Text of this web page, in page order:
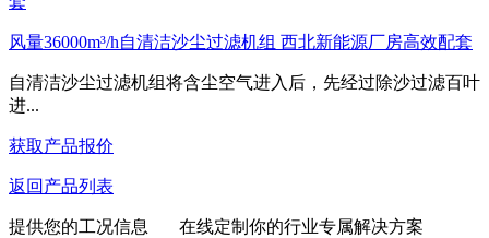
风量36000m³/h自清洁沙尘过滤机组 西北新能源厂房高效配套
自清洁沙尘过滤机组将含尘空气进入后，先经过‌除沙过滤百叶‌
进...
获取产品报价
返回产品列表
提供您的工况信息 在线定制你的行业专属解决方案